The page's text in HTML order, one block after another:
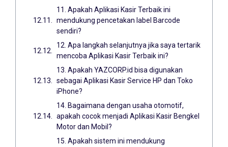
11. Apakah Aplikasi Kasir Terbaik ini
mendukung pencetakan label Barcode
sendiri?
12. Apa langkah selanjutnya jika saya tertarik
mencoba Aplikasi Kasir Terbaik ini?
13. Apakah YAZCORP.id bisa digunakan
sebagai Aplikasi Kasir Service HP dan Toko
iPhone?
14. Bagaimana dengan usaha otomotif,
apakah cocok menjadi Aplikasi Kasir Bengkel
Motor dan Mobil?
15. Apakah sistem ini mendukung